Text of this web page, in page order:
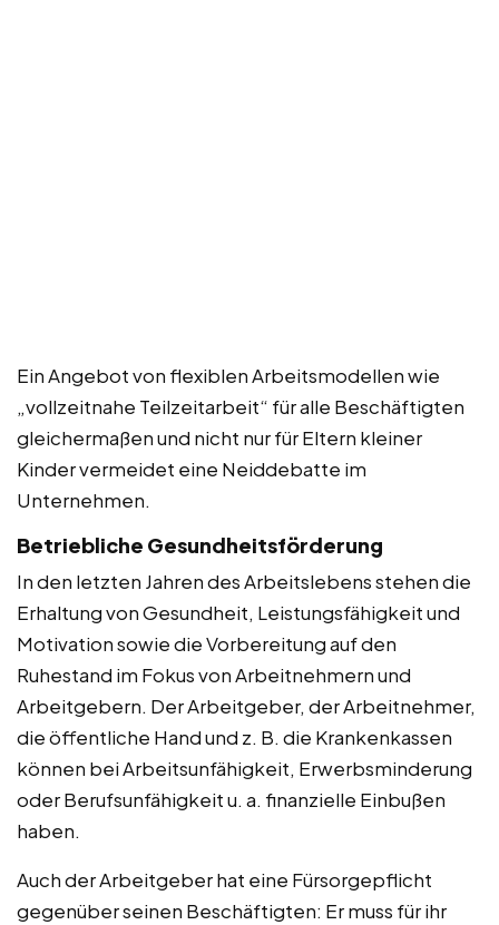
Ein Angebot von flexiblen Arbeitsmodellen wie
„vollzeitnahe Teilzeitarbeit“ für alle Beschäftigten
gleichermaßen und nicht nur für Eltern kleiner
Kinder vermeidet eine Neiddebatte im
Unternehmen.
Betriebliche Gesundheitsförderung
In den letzten Jahren des Arbeitslebens stehen die
Erhaltung von Gesundheit, Leistungsfähigkeit und
Motivation sowie die Vorbereitung auf den
Ruhestand im Fokus von Arbeitnehmern und
Arbeitgebern. Der Arbeitgeber, der Arbeitnehmer,
die öffentliche Hand und z. B. die Krankenkassen
können bei Arbeitsunfähigkeit, Erwerbsminderung
oder Berufsunfähigkeit u. a. finanzielle Einbußen
haben.
Auch der Arbeitgeber hat eine Fürsorgepflicht
gegenüber seinen Beschäftigten: Er muss für ihr